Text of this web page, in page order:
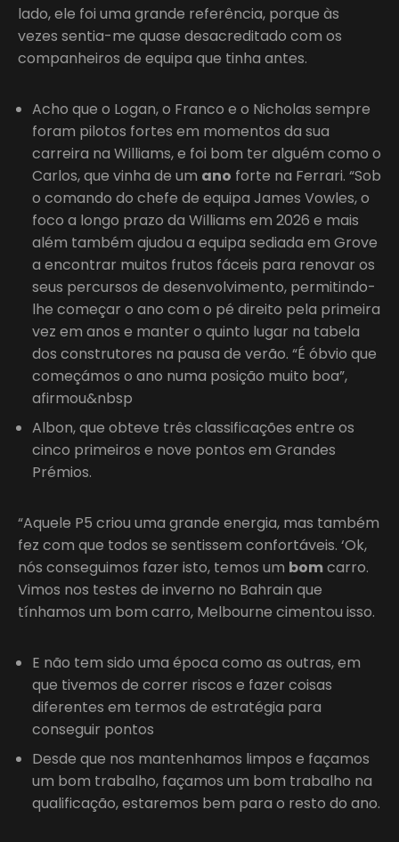
lado, ele foi uma grande referência, porque às
vezes sentia-me quase desacreditado com os
companheiros de equipa que tinha antes.
Acho que o Logan, o Franco e o Nicholas sempre
foram pilotos fortes em momentos da sua
carreira na Williams, e foi bom ter alguém como o
Carlos, que vinha de um ano forte na Ferrari. “Sob
o comando do chefe de equipa James Vowles, o
foco a longo prazo da Williams em 2026 e mais
além também ajudou a equipa sediada em Grove
a encontrar muitos frutos fáceis para renovar os
seus percursos de desenvolvimento, permitindo-
lhe começar o ano com o pé direito pela primeira
vez em anos e manter o quinto lugar na tabela
dos construtores na pausa de verão. “É óbvio que
começámos o ano numa posição muito boa”,
afirmou&nbsp
Albon, que obteve três classificações entre os
cinco primeiros e nove pontos em Grandes
Prémios.
“Aquele P5 criou uma grande energia, mas também
fez com que todos se sentissem confortáveis. ‘Ok,
nós conseguimos fazer isto, temos um bomcarro.
Vimos nos testes de inverno no Bahrain que
tínhamos um bom carro, Melbourne cimentou isso.
E não tem sido uma época como as outras, em
que tivemos de correr riscos e fazer coisas
diferentes em termos de estratégia para
conseguir pontos
Desde que nos mantenhamos limpos e façamos
um bom trabalho, façamos um bom trabalho na
qualificação, estaremos bem para o resto do ano.